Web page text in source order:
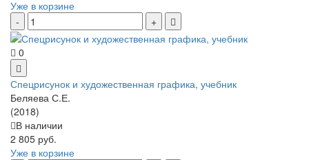
Уже в корзине
0
Спецрисунок и художественная графика, учебник
Беляева С.Е.
(2018)
В наличии
2 805 руб.
Уже в корзине